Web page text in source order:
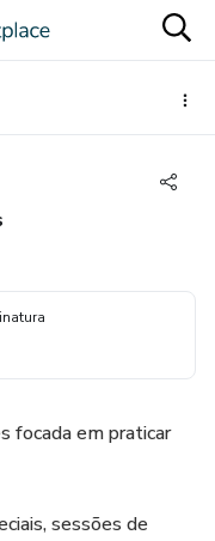
focada em praticar
sessões de